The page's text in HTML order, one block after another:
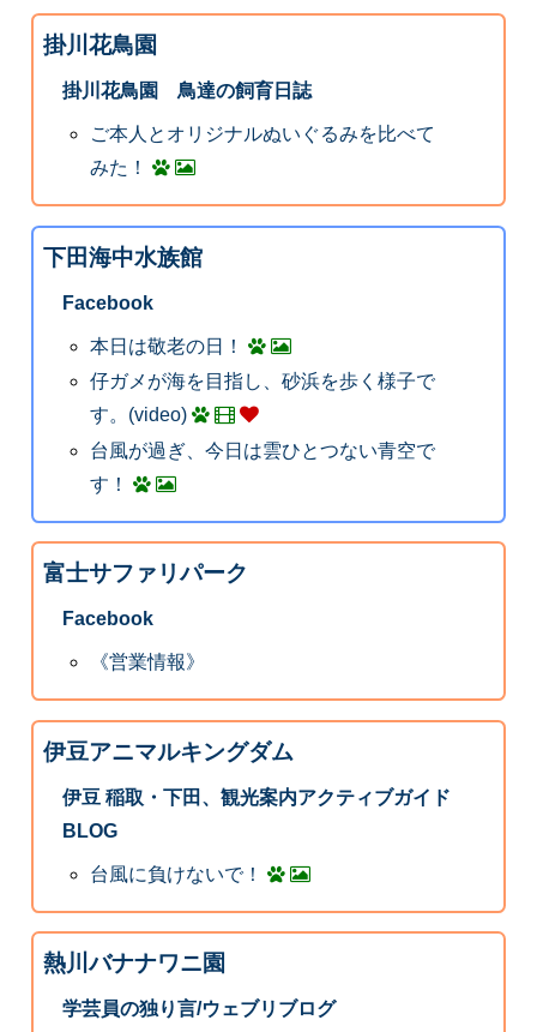
掛川花鳥園
掛川花鳥園 鳥達の飼育日誌
ご本人とオリジナルぬいぐるみを比べて
みた！
下田海中水族館
Facebook
本日は敬老の日！
仔ガメが海を目指し、砂浜を歩く様子で
す。(video)
台風が過ぎ、今日は雲ひとつない青空で
す！
富士サファリパーク
Facebook
《営業情報》
伊豆アニマルキングダム
伊豆 稲取・下田、観光案内アクティブガイド
BLOG
台風に負けないで！
熱川バナナワニ園
学芸員の独り言/ウェブリブログ